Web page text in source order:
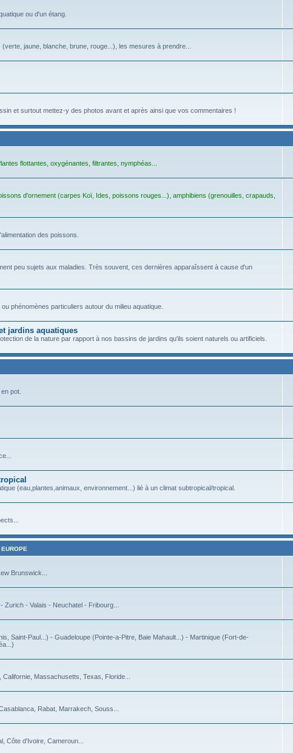
ou d'un étang.
jaune, blanche, brune, rouge...), les mesures à prendre...
et surtout mettez-y des photos avant et après ainsi que vos commentaires !
flottantes, oxygénantes, filtrantes, nymphéas...
d'ornement (carpes Koï, Ides, poissons rouges...), amphibiens (grenouilles, crapauds,
des poissons.
peu sujets aux maladies. Très souvent, ces dernières apparaîssent à cause d'un
phénomènes particuliers autour du milieu aquatique.
jardins aquatiques
de la nature par rapport à nos bassins de jardins qu'ils soient naturels ou artificiels.
pot.
(eau,plantes,animaux, environnement...) lié à un climat subtropical/tropical.
Brunswick...
- Valais - Neuchatel - Fribourg...
Saint-Paul...) - Guadeloupe (Pointe-a-Pitre, Baie Mahault...) - Martinique (Fort-de-
Massachusetts, Texas, Floride...
Rabat, Marrakech, Souss...
Côte d'Ivoire, Cameroun...